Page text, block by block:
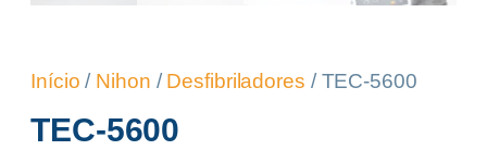
Início / Nihon / Desfibriladores / TEC-5600
TEC-5600